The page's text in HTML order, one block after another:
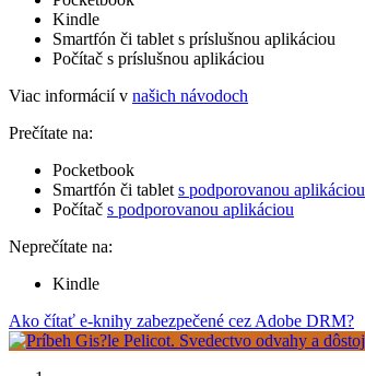
Kindle
Smartfón či tablet s príslušnou aplikáciou
Počítač s príslušnou aplikáciou
Viac informácií v našich návodoch
Prečítate na:
Pocketbook
Smartfón či tablet s podporovanou aplikáciou
Počítač s podporovanou aplikáciou
Neprečítate na:
Kindle
Ako čítať e-knihy zabezpečené cez Adobe DRM?